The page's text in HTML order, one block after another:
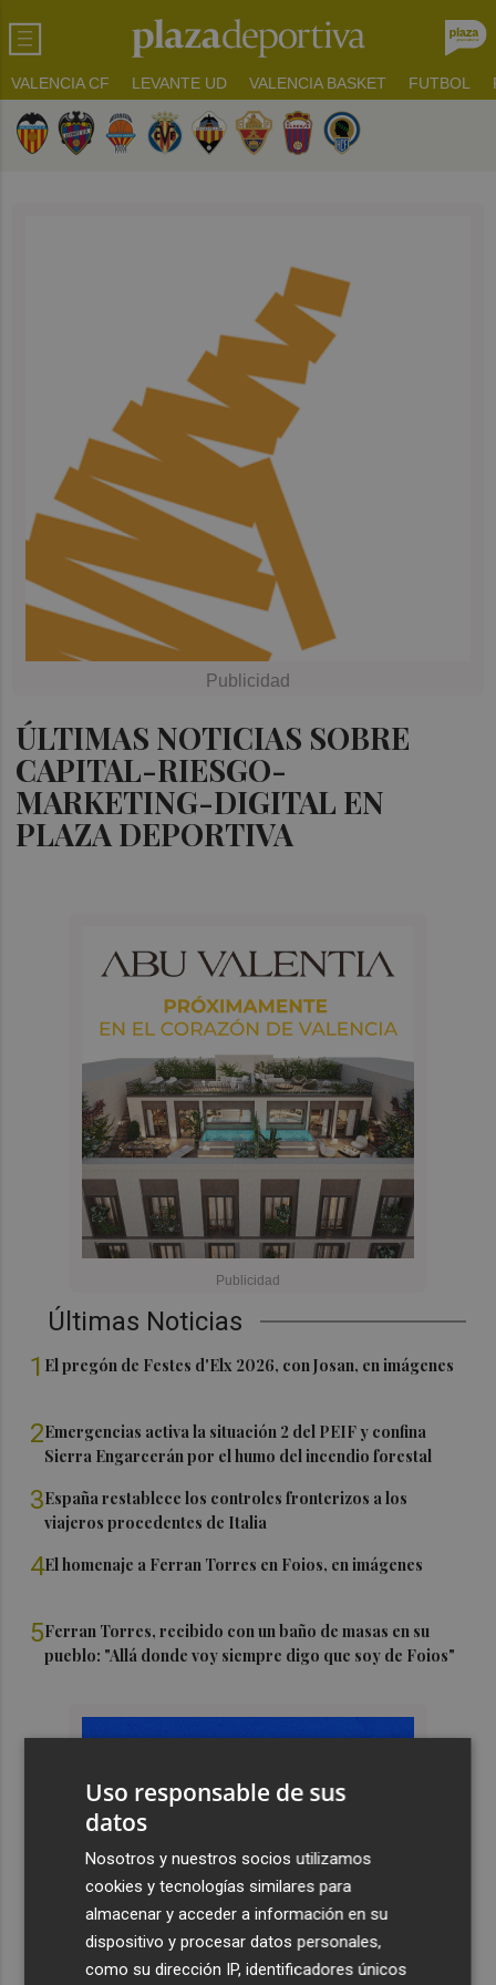
VALENCIA CF LEVANTE UD VALENCIA BASKET FUTBOL
ÚLTIMAS NOTICIAS SOBRE
CAPITAL-RIESGO-
MARKETING-DIGITAL EN
PLAZA DEPORTIVA
Últimas Noticias
1 El pregón de Festes d'Elx 2026, con Josan, en imágenes
2Emergencias activa la situación 2 del PEIF y confina
Sierra Engarcerán por el humo del incendio forestal
3España restablece los controles fronterizos a los
viajeros procedentes de Italia
4El homenaje a Ferran Torres en Foios, en imágenes
5Ferran Torres, recibido con un baño de masas en su
pueblo: "Allá donde voy siempre digo que soy de Foios"
Uso responsable de sus
datos
Nosotros y nuestros socios utilizamos
cookies y tecnologías similares para
almacenar y acceder a información en su
dispositivo y procesar datos personales,
como su dirección IP, identificadores únicos